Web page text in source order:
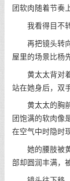
团软肉随着节奏
我看得目不转
再把镜头转向
屋里的场景比杨
黄太太背对着
站在她身后，双
黄太太的胸前
团饱满的软肉像
在空气中时隐时
她的腰肢被黄
部却圆润丰满，